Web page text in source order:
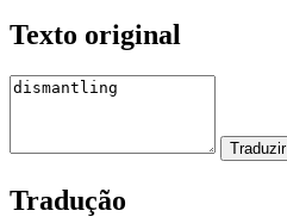
Texto original
Tradução